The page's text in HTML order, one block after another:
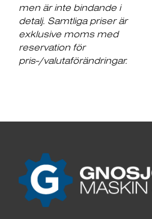
men är inte bindande i
detalj. Samtliga priser är
exklusive moms med
reservation för
pris-/valutaförändringar.